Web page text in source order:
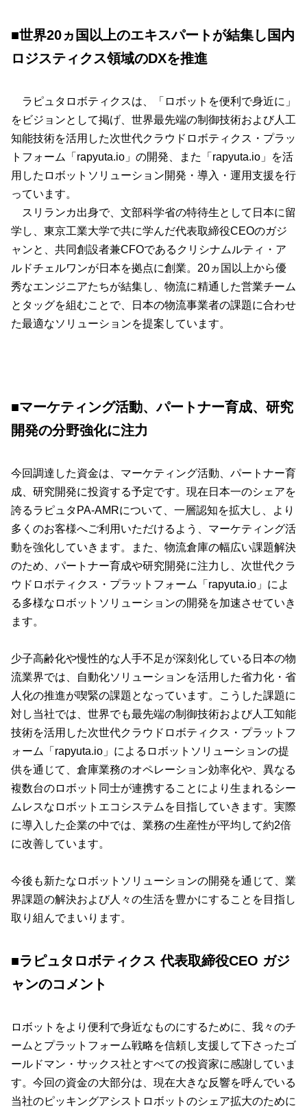
■世界20ヵ国以上のエキスパートが結集し国内
ロジスティクス領域のDXを推進
ラピュタロボティクスは、「ロボットを便利で身近に」
をビジョンとして掲げ、世界最先端の制御技術および人工
知能技術を活用した次世代クラウドロボティクス・プラッ
トフォーム「rapyuta.io」の開発、また「rapyuta.io」を活
用したロボットソリューション開発・導入・運用支援を行
っています。
スリランカ出身で、文部科学省の特待生として日本に留
学し、東京工業大学で共に学んだ代表取締役CEOのガジ
ャンと、共同創設者兼CFOであるクリシナムルティ・ア
ルドチェルワンが日本を拠点に創業。20ヵ国以上から優
秀なエンジニアたちが結集し、物流に精通した営業チーム
とタッグを組むことで、日本の物流事業者の課題に合わせ
た最適なソリューションを提案しています。
■マーケティング活動、パートナー育成、研究
開発の分野強化に注力
今回調達した資金は、マーケティング活動、パートナー育
成、研究開発に投資する予定です。現在日本一のシェアを
誇るラピュタPA-AMRについて、一層認知を拡大し、より
多くのお客様へご利用いただけるよう、マーケティング活
動を強化していきます。また、物流倉庫の幅広い課題解決
のため、パートナー育成や研究開発に注力し、次世代クラ
ウドロボティクス・プラットフォーム「rapyuta.io」によ
る多様なロボットソリューションの開発を加速させていき
ます。
少子高齢化や慢性的な人手不足が深刻化している日本の物
流業界では、自動化ソリューションを活用した省力化・省
人化の推進が喫緊の課題となっています。こうした課題に
対し当社では、世界でも最先端の制御技術および人工知能
技術を活用した次世代クラウドロボティクス・プラットフ
ォーム「rapyuta.io」によるロボットソリューションの提
供を通じて、倉庫業務のオペレーション効率化や、異なる
複数台のロボット同士が連携することにより生まれるシー
ムレスなロボットエコシステムを目指していきます。実際
に導入した企業の中では、業務の生産性が平均して約2倍
に改善しています。
今後も新たなロボットソリューションの開発を通じて、業
界課題の解決および人々の生活を豊かにすることを目指し
取り組んでまいります。
■ラピュタロボティクス 代表取締役CEO ガジ
ャンのコメント
ロボットをより便利で身近なものにするために、我々のチ
ームとプラットフォーム戦略を信頼し支援して下さったゴ
ールドマン・サックス社とすべての投資家に感謝していま
す。今回の資金の大部分は、現在大きな反響を呼んでいる
当社のピッキングアシストロボットのシェア拡大のために